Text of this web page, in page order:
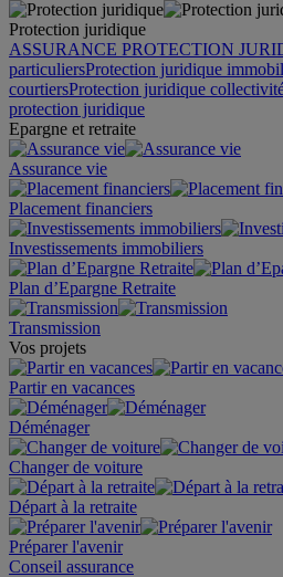
Protection juridique
ASSURANCE PROTECTION
particuliersProtection juridique
courtiersProtection juridique
protection juridique
Epargne et retraite
Assurance vie
Placement financiers
Investissements immobiliers
Plan d’Epargne Retraite
Transmission
Vos projets
Partir en vacances
Déménager
Changer de voiture
Départ à la retraite
Préparer l'avenir
Conseil assurance